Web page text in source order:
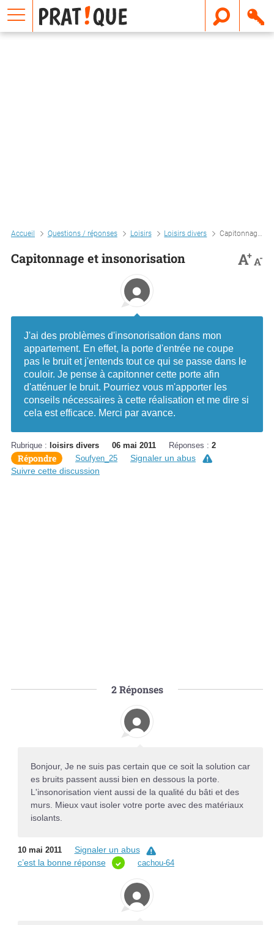
Accueil Questions / réponses Loisirs Loisirs divers Capitonnage et insonorisation
Capitonnage et insonorisation A+A-
J'ai des problèmes d'insonorisation dans mon
appartement. En effet, la porte d'entrée ne coupe
pas le bruit et j'entends tout ce qui se passe dans le
couloir. Je pense à capitonner cette porte afin
d'atténuer le bruit. Pourriez vous m'apporter les
conseils nécessaires à cette réalisation et me dire si
cela est efficace. Merci par avance.
Rubrique : loisirs divers 06 mai 2011 Réponses : 2
Répondre Soufyen_25
Signaler un abus
Suivre cette discussion
2Réponses
Bonjour, Je ne suis pas certain que ce soit la solution car
es bruits passent aussi bien en dessous la porte.
L'insonorisation vient aussi de la qualité du bâti et des
murs. Mieux vaut isoler votre porte avec des matériaux
isolants.
10 mai 2011
Signaler un abus
c’est la bonne réponse
cachou-64
E
m
a